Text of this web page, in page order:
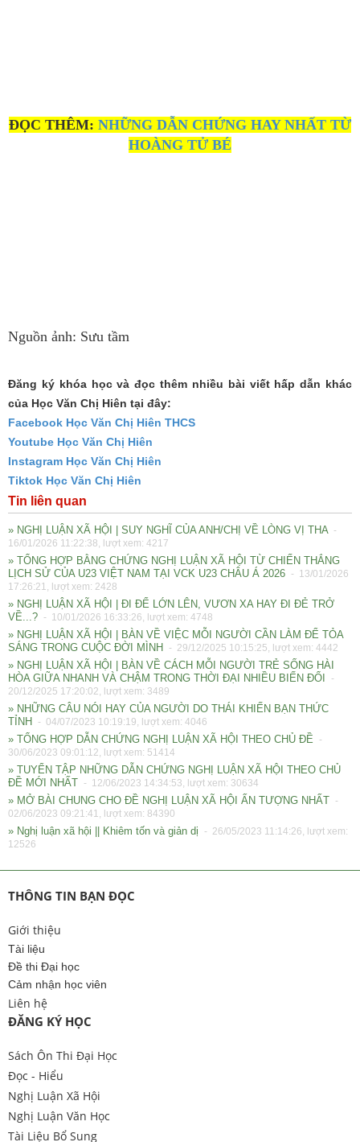
ĐỌC THÊM: NHỮNG DẪN CHỨNG HAY NHẤT TỪ
HOÀNG TỬ BÉ
Nguồn ảnh: Sưu tầm
Đăng ký khóa học và đọc thêm nhiều bài viết hấp dẫn khác
của Học Văn Chị Hiên tại đây:
Facebook Học Văn Chị Hiên THCS
Youtube Học Văn Chị Hiên
Instagram Học Văn Chị Hiên
Tiktok Học Văn Chị Hiên
Tin liên quan
» NGHỊ LUẬN XÃ HỘI | SUY NGHĨ CỦA ANH/CHỊ VỀ LÒNG VỊ THA -
16/01/2026 11:22:38, lượt xem: 4217
» TỔNG HỢP BẰNG CHỨNG NGHỊ LUẬN XÃ HỘI TỪ CHIẾN THẮNG
LỊCH SỬ CỦA U23 VIỆT NAM TẠI VCK U23 CHÂU Á 2026 - 13/01/2026
17:26:21, lượt xem: 2428
» NGHỊ LUẬN XÃ HỘI | ĐI ĐỂ LỚN LÊN, VƯƠN XA HAY ĐI ĐẺ TRỞ
VỀ...? - 10/01/2026 16:33:26, lượt xem: 4748
» NGHỊ LUẬN XÃ HỘI | BÀN VỀ VIỆC MỖI NGƯỜI CẦN LÀM ĐỂ TỎA
SÁNG TRONG CUỘC ĐỜI MÌNH
- 29/12/2025 10:15:25, lượt xem: 4442
» NGHỊ LUẬN XÃ HỘI | BÀN VỀ CÁCH MỖI NGƯỜI TRẺ SỐNG HÀI
HÒA GIỮA NHANH VÀ CHẬM TRONG THỜI ĐẠI NHIỀU BIẾN ĐỔI
-
20/12/2025 17:20:02, lượt xem: 3489
» NHỮNG CÂU NÓI HAY CỦA NGƯỜI DO THÁI KHIẾN BẠN THỨC
TỈNH
- 04/07/2023 10:19:19, lượt xem: 4046
» TỔNG HỢP DẪN CHỨNG NGHỊ LUẬN XÃ HỘI THEO CHỦ ĐỀ
-
30/06/2023 09:01:12, lượt xem: 51414
» TUYỂN TẬP NHỮNG DẪN CHỨNG NGHỊ LUẬN XÃ HỘI THEO CHỦ
ĐỀ MỚI NHẤT - 12/06/2023 14:34:53, lượt xem: 30634
» MỞ BÀI CHUNG CHO ĐỀ NGHỊ LUẬN XÃ HỘI ẤN TƯỢNG NHẤT -
02/06/2023 09:21:41, lượt xem: 84390
» Nghị luận xã hội || Khiêm tốn và giản dị
- 26/05/2023 11:14:26, lượt xem:
12526
THÔNG TIN BẠN ĐỌC
Giới thiệu
Tài liệu
Đề thi Đại học
Cảm nhận học viên
Liên hệ
ĐĂNG KÝ HỌC
Sách Ôn Thi Đại Học
Đọc - Hiểu
Nghị Luận Xã Hội
Nghị Luận Văn Học
Tài Liệu Bổ Sung